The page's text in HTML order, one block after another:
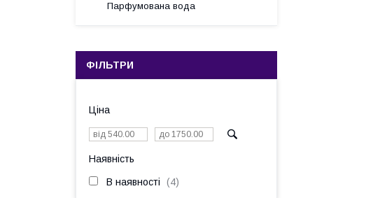
Парфумована вода
ФІЛЬТРИ
Ціна
Наявність
В наявності 4